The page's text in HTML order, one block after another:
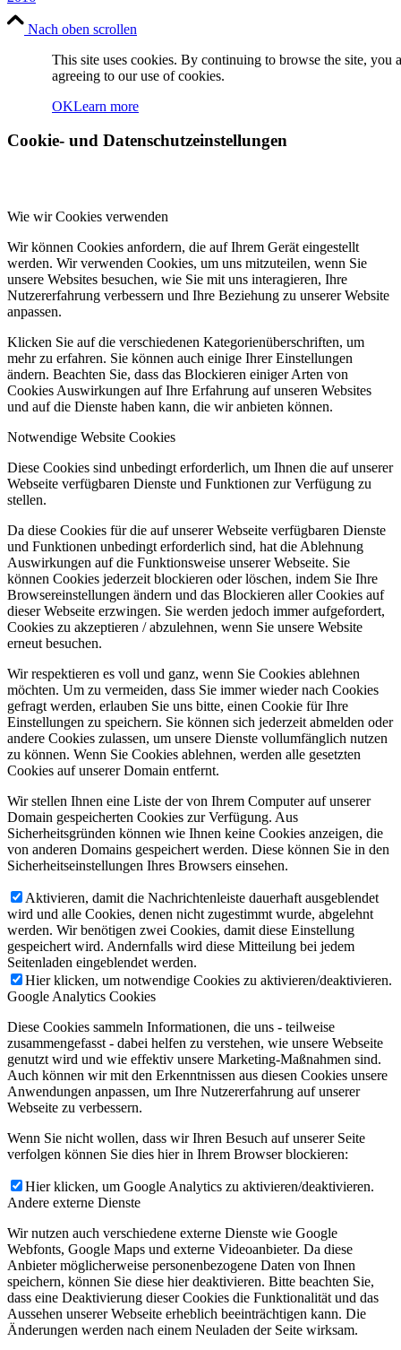
Nach oben scrollen
This site uses cookies. By continuing to browse the site, you
agreeing to our use of cookies.
OKLearn more
Cookie- und Datenschutzeinstellungen
Wie wir Cookies verwenden
Wir können Cookies anfordern, die auf Ihrem Gerät eingestellt
werden. Wir verwenden Cookies, um uns mitzuteilen, wenn Sie
unsere Websites besuchen, wie Sie mit uns interagieren, Ihre
Nutzererfahrung verbessern und Ihre Beziehung zu unserer Website
anpassen.
Klicken Sie auf die verschiedenen Kategorienüberschriften, um
mehr zu erfahren. Sie können auch einige Ihrer Einstellungen
ändern. Beachten Sie, dass das Blockieren einiger Arten von
Cookies Auswirkungen auf Ihre Erfahrung auf unseren Websites
und auf die Dienste haben kann, die wir anbieten können.
Notwendige Website Cookies
Diese Cookies sind unbedingt erforderlich, um Ihnen die auf unserer
Webseite verfügbaren Dienste und Funktionen zur Verfügung zu
stellen.
Da diese Cookies für die auf unserer Webseite verfügbaren Dienste
und Funktionen unbedingt erforderlich sind, hat die Ablehnung
Auswirkungen auf die Funktionsweise unserer Webseite. Sie
können Cookies jederzeit blockieren oder löschen, indem Sie Ihre
Browsereinstellungen ändern und das Blockieren aller Cookies auf
dieser Webseite erzwingen. Sie werden jedoch immer aufgefordert,
Cookies zu akzeptieren / abzulehnen, wenn Sie unsere Website
erneut besuchen.
Wir respektieren es voll und ganz, wenn Sie Cookies ablehnen
möchten. Um zu vermeiden, dass Sie immer wieder nach Cookies
gefragt werden, erlauben Sie uns bitte, einen Cookie für Ihre
Einstellungen zu speichern. Sie können sich jederzeit abmelden oder
andere Cookies zulassen, um unsere Dienste vollumfänglich nutzen
zu können. Wenn Sie Cookies ablehnen, werden alle gesetzten
Cookies auf unserer Domain entfernt.
Wir stellen Ihnen eine Liste der von Ihrem Computer auf unserer
Domain gespeicherten Cookies zur Verfügung. Aus
Sicherheitsgründen können wie Ihnen keine Cookies anzeigen, die
von anderen Domains gespeichert werden. Diese können Sie in den
Sicherheitseinstellungen Ihres Browsers einsehen.
Aktivieren, damit die Nachrichtenleiste dauerhaft ausgeblendet
wird und alle Cookies, denen nicht zugestimmt wurde, abgelehnt
werden. Wir benötigen zwei Cookies, damit diese Einstellung
gespeichert wird. Andernfalls wird diese Mitteilung bei jedem
Seitenladen eingeblendet werden.
Hier klicken, um notwendige Cookies zu aktivieren/deaktivieren.
Google Analytics Cookies
Diese Cookies sammeln Informationen, die uns - teilweise
zusammengefasst - dabei helfen zu verstehen, wie unsere Webseite
genutzt wird und wie effektiv unsere Marketing-Maßnahmen sind.
Auch können wir mit den Erkenntnissen aus diesen Cookies unsere
Anwendungen anpassen, um Ihre Nutzererfahrung auf unserer
Webseite zu verbessern.
Wenn Sie nicht wollen, dass wir Ihren Besuch auf unserer Seite
verfolgen können Sie dies hier in Ihrem Browser blockieren:
Hier klicken, um Google Analytics zu aktivieren/deaktivieren.
Andere externe Dienste
Wir nutzen auch verschiedene externe Dienste wie Google
Webfonts, Google Maps und externe Videoanbieter. Da diese
Anbieter möglicherweise personenbezogene Daten von Ihnen
speichern, können Sie diese hier deaktivieren. Bitte beachten Sie,
dass eine Deaktivierung dieser Cookies die Funktionalität und das
Aussehen unserer Webseite erheblich beeinträchtigen kann. Die
Änderungen werden nach einem Neuladen der Seite wirksam.